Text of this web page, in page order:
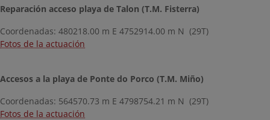
Reparación acceso playa de Talon (T.M. Fisterra)
Coordenadas: 480218.00 m E 4752914.00 m N (29T)
Fotos de la actuación
Accesos a la playa de Ponte do Porco (T.M. Miño)
Coordenadas: 564570.73 m E 4798754.21 m N (29T)
Fotos de la actuación